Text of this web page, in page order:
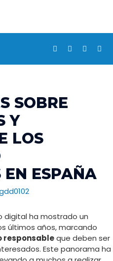
SOBRE
Y
LOS
EN ESPAÑA
digital ha mostrado un
últimos años, marcando
responsableque deben ser
Este panorama ha